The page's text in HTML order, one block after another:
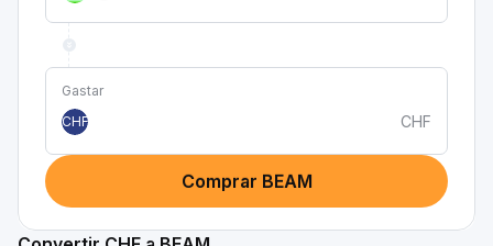
Gastar
CHF
CHF
Comprar BEAM